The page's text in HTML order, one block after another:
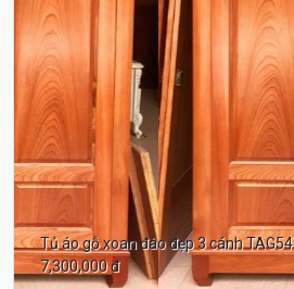
Tủ áo gỗ xoan đào đẹp 3 cánh TAG54
7,300,000 đ